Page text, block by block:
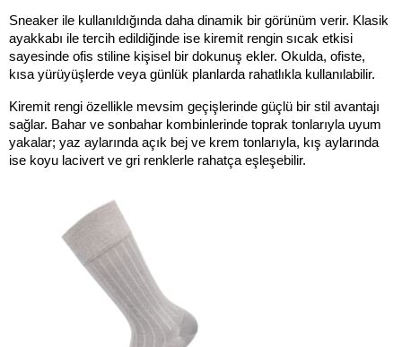
Sneaker ile kullanıldığında daha dinamik bir görünüm verir. Klasik
ayakkabı ile tercih edildiğinde ise kiremit rengin sıcak etkisi
sayesinde ofis stiline kişisel bir dokunuş ekler. Okulda, ofiste,
kısa yürüyüşlerde veya günlük planlarda rahatlıkla kullanılabilir.
Kiremit rengi özellikle mevsim geçişlerinde güçlü bir stil avantajı
sağlar. Bahar ve sonbahar kombinlerinde toprak tonlarıyla uyum
yakalar; yaz aylarında açık bej ve krem tonlarıyla, kış aylarında
ise koyu lacivert ve gri renklerle rahatça eşleşebilir.